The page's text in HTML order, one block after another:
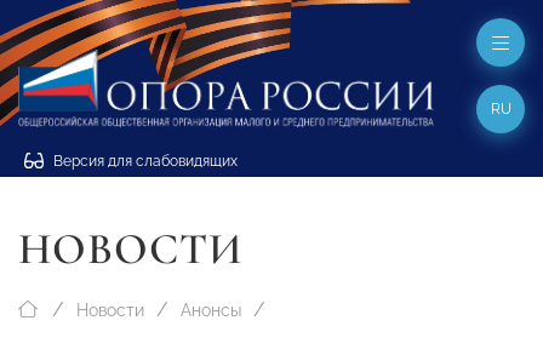
Версия для слабовидящих
RU
НОВОСТИ
Новости Анонсы